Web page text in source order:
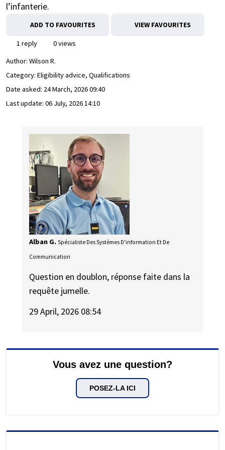
l’infanterie.
ADD TO FAVOURITES VIEW FAVOURITES
1 reply
0 views
Author: Wilson R.
Category: Eligibility advice, Qualifications
Date asked: 24 March, 2026 09:40
Last update: 06 July, 2026 14:10
Alban G. Spécialiste Des Systèmes D'information Et De
Communication
Question en doublon, réponse faite dans la
requête jumelle.
29 April, 2026 08:54
Vous avez une question?
POSEZ-LA ICI